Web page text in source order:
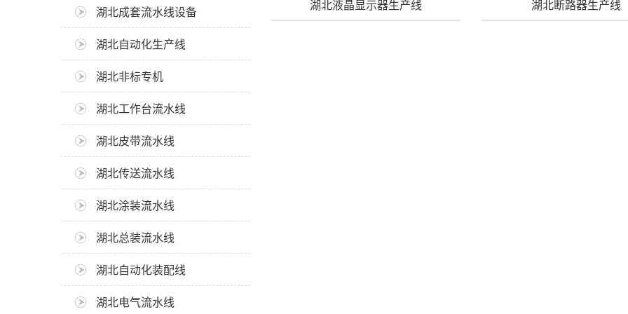
湖北成套流水线设备
湖北自动化生产线
湖北非标专机
湖北工作台流水线
湖北皮带流水线
湖北传送流水线
湖北涂装流水线
湖北总装流水线
湖北自动化装配线
湖北电气流水线
湖北液晶显示器生产线 湖北断路器生产线